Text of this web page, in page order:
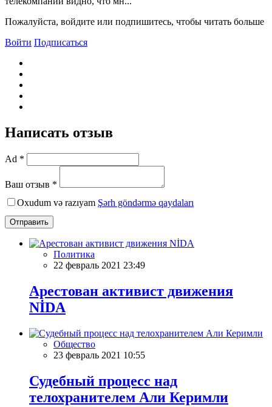
Пожалуйста, войдите или подпишитесь, чтобы читать больше
Войти Подписаться
Написать отзыв
Ad *
Ваш отзыв *
Oxudum və razıyam Şərh göndərmə qaydaları
Отправить
Политика
22 февраль 2021 23:49
Арестован активист движения
NİDA
Общество
23 февраль 2021 10:55
Судебный процесс над
телохранителем Али Керимли